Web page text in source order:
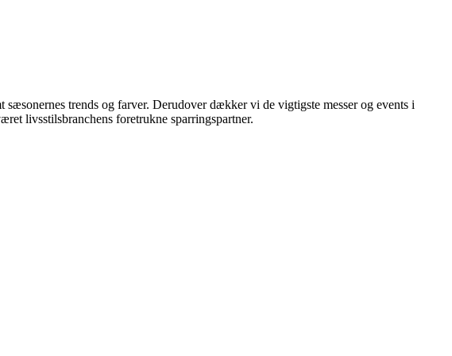
trends og farver. Derudover dækker vi de vigtigste messer og events i
livsstilsbranchens foretrukne sparringspartner.